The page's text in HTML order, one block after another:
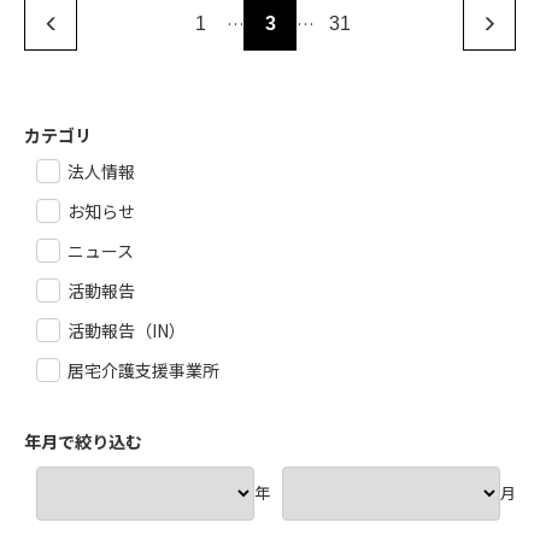
1 … 3 … 31
カテゴリ
法人情報
お知らせ
ニュース
活動報告
活動報告（IN）
居宅介護支援事業所
年月で絞り込む
年 月